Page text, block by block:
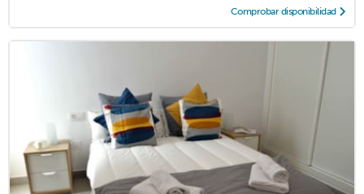
Comprobar disponibilidad